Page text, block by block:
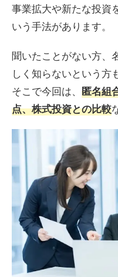
事業拡大や新たな投資
いう手法があります。
聞いたことがない方、
しく知らないという方
そこで今回は、 匿名組
点、株式投資との比較